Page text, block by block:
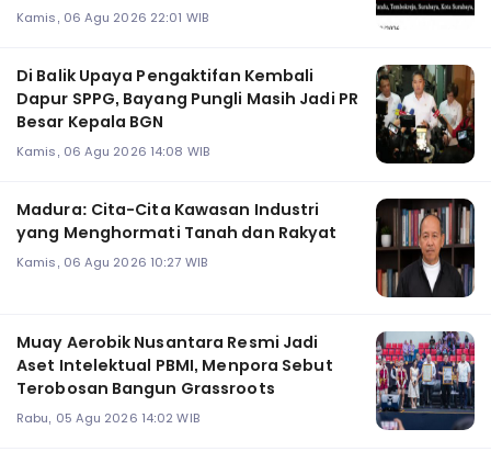
Kamis, 06 Agu 2026 22:01 WIB
Di Balik Upaya Pengaktifan Kembali
Dapur SPPG, Bayang Pungli Masih Jadi PR
Besar Kepala BGN
Kamis, 06 Agu 2026 14:08 WIB
Madura: Cita-Cita Kawasan Industri
yang Menghormati Tanah dan Rakyat
Kamis, 06 Agu 2026 10:27 WIB
Muay Aerobik Nusantara Resmi Jadi
Aset Intelektual PBMI, Menpora Sebut
Terobosan Bangun Grassroots
Rabu, 05 Agu 2026 14:02 WIB